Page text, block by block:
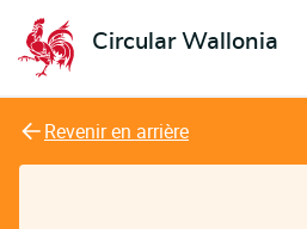
Circular Wallonia
L'économie circulaire
Revenir en arrière